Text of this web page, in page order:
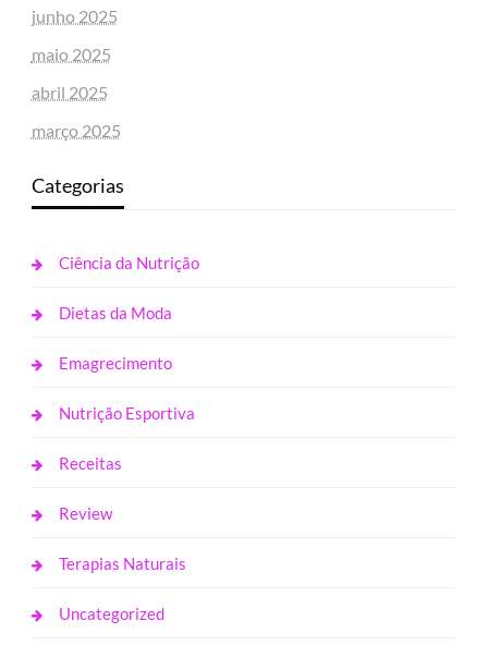
junho 2025
maio 2025
abril 2025
março 2025
Categorias
Ciência da Nutrição
Dietas da Moda
Emagrecimento
Nutrição Esportiva
Receitas
Review
Terapias Naturais
Uncategorized